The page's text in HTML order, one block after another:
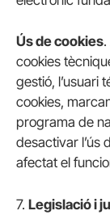
Ús de cookies
cookies
gestió, l’usuari
cookies,
programa de
desactivar l’ús
afectat el
7. Legislació i